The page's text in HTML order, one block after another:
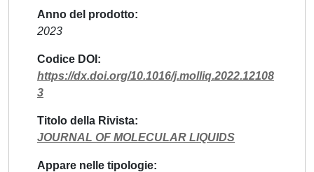
Anno del prodotto
2023
Codice DOI
https://dx.doi.org/10.1016/j.molliq.2022.12108
3
Titolo della Rivista
JOURNAL OF MOLECULAR LIQUIDS
Appare nelle tipologie